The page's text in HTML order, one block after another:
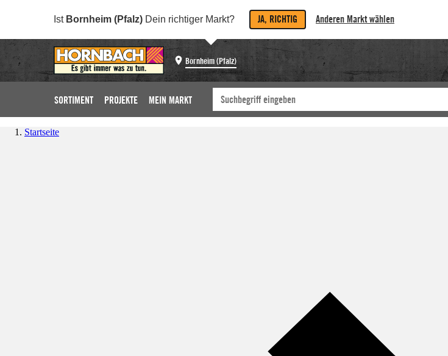
Ist Bornheim (Pfalz) Dein richtiger Markt? JA, RICHTIG Anderen Markt wählen
Bornheim (Pfalz)
SORTIMENT PROJEKTE MEIN MARKT
Startseite